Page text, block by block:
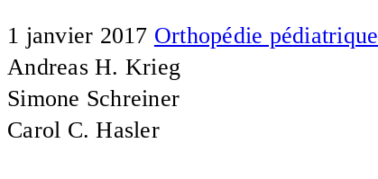
1 janvier 2017 Orthopédie pédiatrique
Andreas H. Krieg
Simone Schreiner
Carol C. Hasler